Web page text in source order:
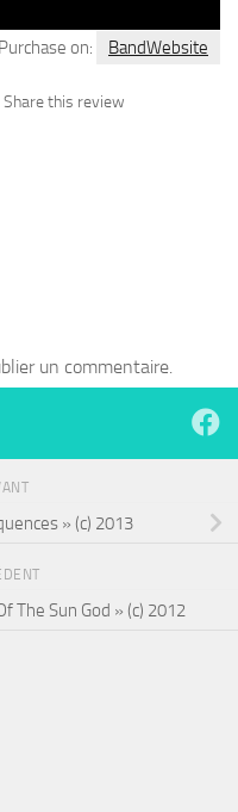
Purchase on: BandWebsite
this review
un commentaire.
» (c) 2013
The Sun God » (c) 2012